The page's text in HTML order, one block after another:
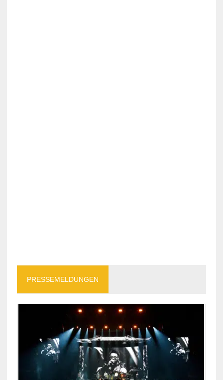
PRESSEMELDUNGEN